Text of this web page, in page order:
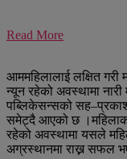
Read More
आममहिलालाई लक्षित गरी
न्यून रहेको अवस्थामा
पब्लिकेसन्सको
समेट्दै आएको छ
रहेको अवस्थामा यसले
अग्रस्थानमा राख्न सफल